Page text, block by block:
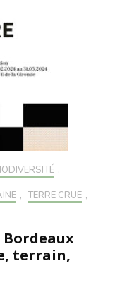
,
, TERRE CRUE ,
Bordeaux
terrain,